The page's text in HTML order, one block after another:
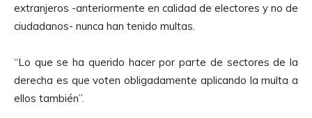
extranjeros -anteriormente en calidad de electores y no de
ciudadanos- nunca han tenido multas.
“Lo que se ha querido hacer por parte de sectores de la
derecha es que voten obligadamente aplicando la multa a
ellos también”.